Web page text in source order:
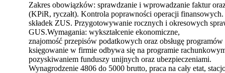
Zakres obowiązków: sprawdzanie i wprowadzanie faktur
(KPiR, ryczałt). Kontrola poprawności operacji
składek ZUS. Przygotowywanie rocznych i okresowych
GUS.Wymagania: wykształcenie ekonomiczne,
znajomość przepisów podatkowych oraz obsługę
księgowanie w firmie odbywa się na programie
pozyskiwaniem funduszy unijnych oraz ubezpieczeniami.
Wynagrodzenie 4806 do 5000 brutto, praca na cały etat,